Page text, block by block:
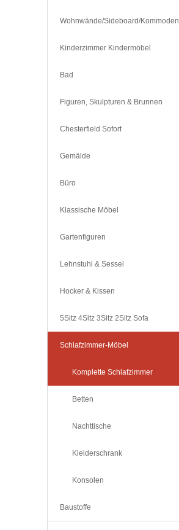
Wohnwände/Sideboard/Kommoden
Kinderzimmer Kindermöbel
Bad
Figuren, Skulpturen & Brunnen
Chesterfield Sofort
Gemälde
Büro
Klassische Möbel
Gartenfiguren
Lehnstuhl & Sessel
Hocker & Kissen
5Sitz 4Sitz 3Sitz 2Sitz Sofa
Schlafzimmer-Möbel
Komplette Schlafzimmer
Betten
Nachttische
Kleiderschrank
Konsolen
Baustoffe